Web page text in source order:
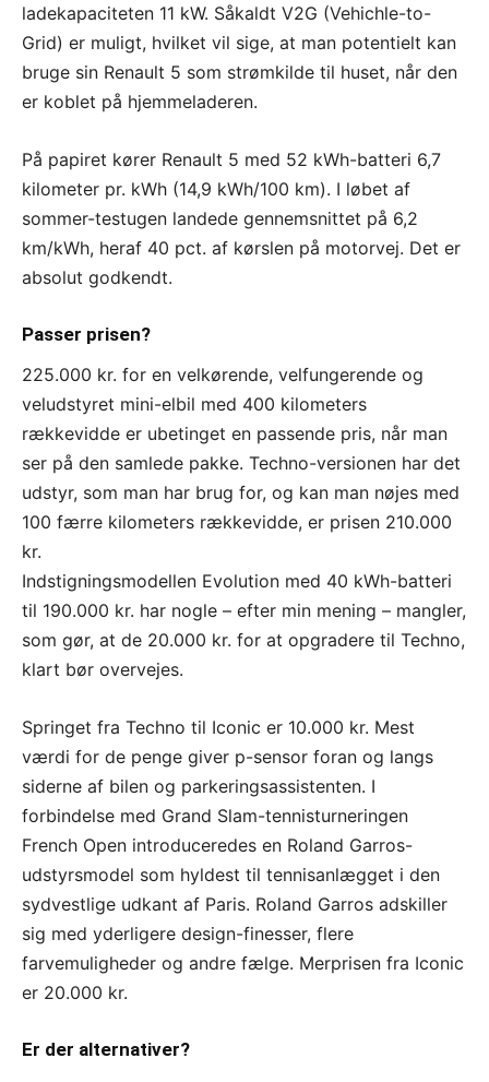
ladekapaciteten 11 kW. Såkaldt V2G (Vehichle-to-
Grid) er muligt, hvilket vil sige, at man potentielt kan
bruge sin Renault 5 som strømkilde til huset, når den
er koblet på hjemmeladeren.
På papiret kører Renault 5 med 52 kWh-batteri 6,7
kilometer pr. kWh (14,9 kWh/100 km). I løbet af
sommer-testugen landede gennemsnittet på 6,2
km/kWh, heraf 40 pct. af kørslen på motorvej. Det er
absolut godkendt.
Passer prisen?
225.000 kr. for en velkørende, velfungerende og
veludstyret mini-elbil med 400 kilometers
rækkevidde er ubetinget en passende pris, når man
ser på den samlede pakke. Techno-versionen har det
udstyr, som man har brug for, og kan man nøjes med
100 færre kilometers rækkevidde, er prisen 210.000
kr.
Indstigningsmodellen Evolution med 40 kWh-batteri
til 190.000 kr. har nogle – efter min mening – mangler,
som gør, at de 20.000 kr. for at opgradere til Techno,
klart bør overvejes.
Springet fra Techno til Iconic er 10.000 kr. Mest
værdi for de penge giver p-sensor foran og langs
siderne af bilen og parkeringsassistenten. I
forbindelse med Grand Slam-tennisturneringen
French Open introduceredes en Roland Garros-
udstyrsmodel som hyldest til tennisanlægget i den
sydvestlige udkant af Paris. Roland Garros adskiller
sig med yderligere design-finesser, flere
farvemuligheder og andre fælge. Merprisen fra Iconic
er 20.000 kr.
Er der alternativer?